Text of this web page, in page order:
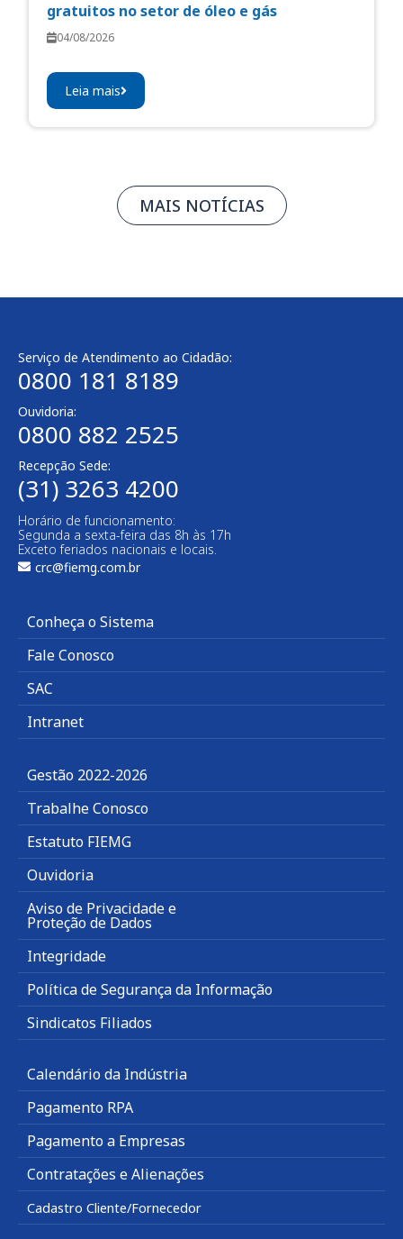
gratuitos no setor de óleo e gás
04/08/2026
Leia mais
MAIS NOTÍCIAS
Serviço de Atendimento ao Cidadão:
0800 181 8189
Ouvidoria:
0800 882 2525​
Recepção Sede:
(31) 3263 4200
Horário de funcionamento:
Segunda a sexta-feira das 8h às 17h
Exceto feriados nacionais e locais.
crc@fiemg.com.br
Conheça o Sistema
Fale Conosco
SAC
Intranet
Gestão 2022-2026
Trabalhe Conosco
Estatuto FIEMG
Ouvidoria
Aviso de Privacidade e
Proteção de Dados
Integridade
Política de Segurança da Informação
Sindicatos Filiados
Calendário da Indústria
Pagamento RPA
Pagamento a Empresas
Contratações e Alienações
Cadastro Cliente/Fornecedor